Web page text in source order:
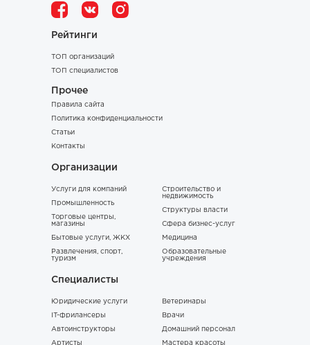
Рейтинги
ТОП организаций
ТОП специалистов
Прочее
Правила сайта
Политика конфиденциальности
Статьи
Контакты
Организации
Услуги для компаний
Промышленность
Торговые центры,
магазины
Бытовые услуги, ЖКХ
Развлечения, спорт,
туризм
Строительство и
недвижимость
Структуры власти
Сфера бизнес-услуг
Медицина
Образовательные
учреждения
Специалисты
Юридические услуги
IT-фрилансеры
Автоинструкторы
Артисты
Ветеринары
Врачи
Домашний персонал
Мастера красоты